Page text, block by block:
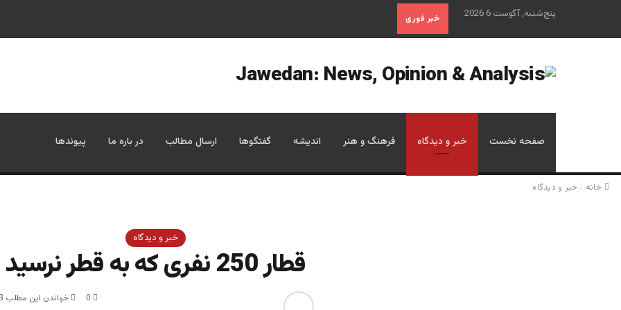
پنج‌شنبه, آگوست 6 2026 خبر فوری
صفحه نخست خبر و دیدگاه فرهنگ و هنر اندیشه گفتگوها ارسال مطالب در باره ما پیوندها
خانه /خبر و دیدگاه
خبر و دیدگاه
قطار 250 نفری که به قطر نرسید
0 خواندن این مطلب 3 دقیقه زمان میبرد